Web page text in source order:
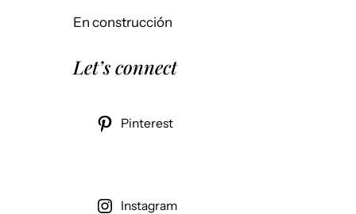
En construcción
Let’s connect
Pinterest
Instagram